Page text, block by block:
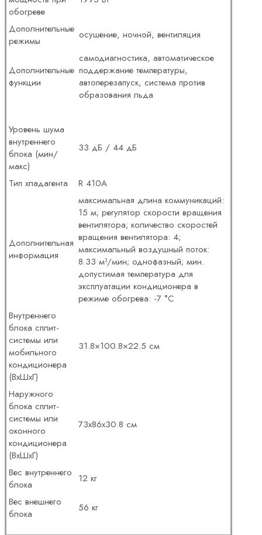
обогреве
Дополнительные
режимы
осушение, ночной, вентиляция
Дополнительные
функции
самодиагностика, автоматическое
поддержание температуры,
автоперезапуск, система против
образования льда
Уровень шума
внутреннего
блока (мин/
макс)
33 дБ / 44 дБ
Тип хладагента R 410A
Дополнительная
информация
максимальная длина коммуникаций:
15 м; регулятор скорости вращения
вентилятора; количество скоростей
вращения вентилятора: 4;
максимальный воздушный поток:
8.33 м³/мин; однофазный; мин.
допустимая температура для
эксплуатации кондиционера в
режиме обогрева: -7 °C
Внутреннего
блока сплит-
системы или
мобильного
кондиционера
(ВxШxГ)
31.8×100.8×22.5 см
Наружного
блока сплит-
системы или
оконного
кондиционера
(ВxШxГ)
73x86x30.8 см
Вес внутреннего
блока
12 кг
Вес внешнего
блока
56 кг